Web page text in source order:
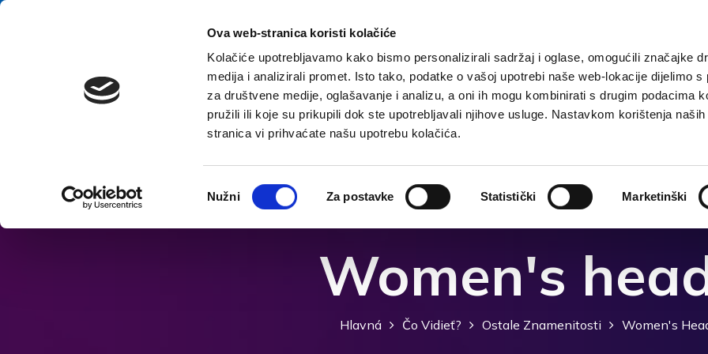
Ova web-stranica koristi kolačiće
Kolačiće upotrebljavamo kako bismo personalizirali sadržaj i oglase, omogućili značajke
medija i analizirali promet. Isto tako, podatke o vašoj upotrebi naše web-lokacije dijelimo s
za društvene medije, oglašavanje i analizu, a oni ih mogu kombinirati s drugim podacima
pružili ili koje su prikupili dok ste upotrebljavali njihove usluge. Nastavkom korištenja
stranica vi prihvaćate našu upotrebu kolačića.
pristanka
Nužni Za postavke Statistički Marketinški
Preskočiť na obsah
Hlavná Destinácia Ubytovanje Čo robiť?
Women's
Hlavná Čo Vidieť? Ostale Znamenitosti Women's